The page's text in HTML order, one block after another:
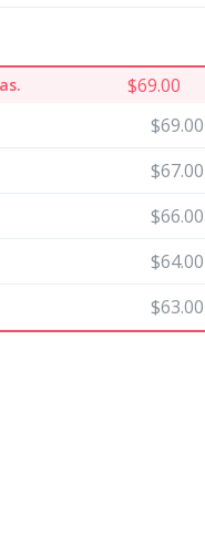
$69.00
$69.00
$67.00
$66.00
$64.00
$63.00